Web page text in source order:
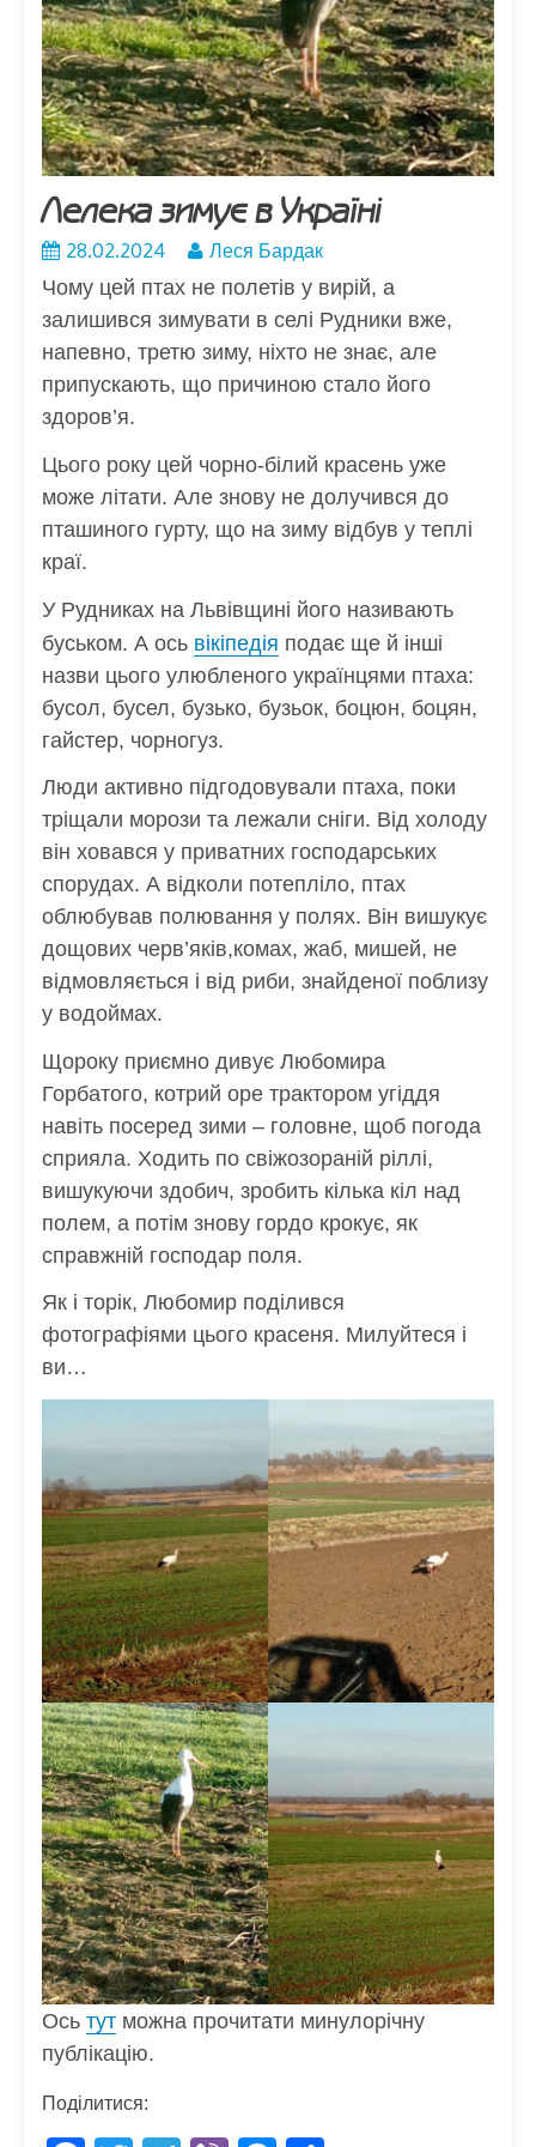
Лелека зимує в Україні
28.02.2024
Леся Бардак
Чому цей птах не полетів у вирій, а
залишився зимувати в селі Рудники вже,
напевно, третю зиму, ніхто не знає, але
припускають, що причиною стало його
здоров’я.
Цього року цей чорно-білий красень уже
може літати. Але знову не долучився до
пташиного гурту, що на зиму відбув у теплі
краї.
У Рудниках на Львівщині його називають
буськом. А ось вікіпедія подає ще й інші
назви цього улюбленого українцями птаха:
бусол, бусел, бузько, бузьок, боцюн, боцян,
гайстер, чорногуз.
Люди активно підгодовували птаха, поки
тріщали морози та лежали сніги. Від холоду
він ховався у приватних господарських
спорудах. А відколи потепліло, птах
облюбував полювання у полях. Він вишукує
дощових черв’яків,комах, жаб, мишей, не
відмовляється і від риби, знайденої поблизу
у водоймах.
Щороку приємно дивує Любомира
Горбатого, котрий оре трактором угіддя
навіть посеред зими – головне, щоб погода
сприяла. Ходить по свіжозораній ріллі,
вишукуючи здобич, зробить кілька кіл над
полем, а потім знову гордо крокує, як
справжній господар поля.
Як і торік, Любомир поділився
фотографіями цього красеня. Милуйтеся і
ви…
Ось тут можна прочитати минулорічну
публікацію.
Поділитися: